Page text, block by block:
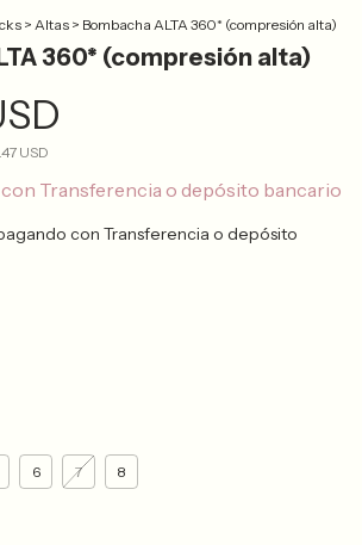
> Altas > Bombacha ALTA 360* (compresión alta)
360* (compresión alta)
USD
con Transferencia o depósito bancario
con Transferencia o depósito
6 7 8